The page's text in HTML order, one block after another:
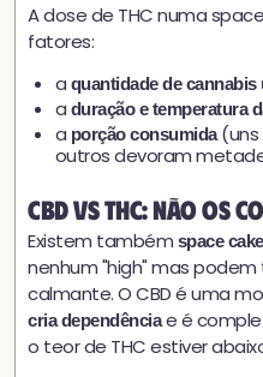
A dose de THC numa
fatores:
a quantidade de cannabis
a duração e temperatura
a porção consumida(uns
outros devoram
CBD vs THC: não os
Existem também space
nenhum "high" mas
calmante. O CBD é uma
cria dependênciae é
o teor de THC estiver